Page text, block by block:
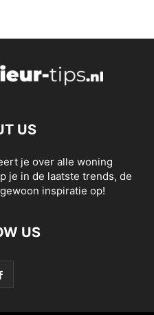
US
je over alle woning
je in de laatste trends, de
inspiratie op!
US